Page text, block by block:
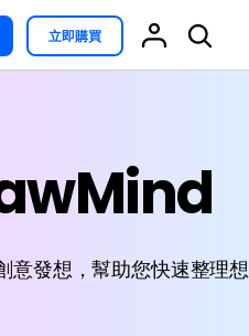
Recoverit
遺失檔案救援。
Recoverit
支援
專業的甘特
Visio替代方案
科學插圖
家系圖
免費可編輯家族樹範例 >
免費可編輯的供應鏈圖範例 >
精選9款Excel甘特圖範本 >
立即購買
發想，幫助您快速整理想